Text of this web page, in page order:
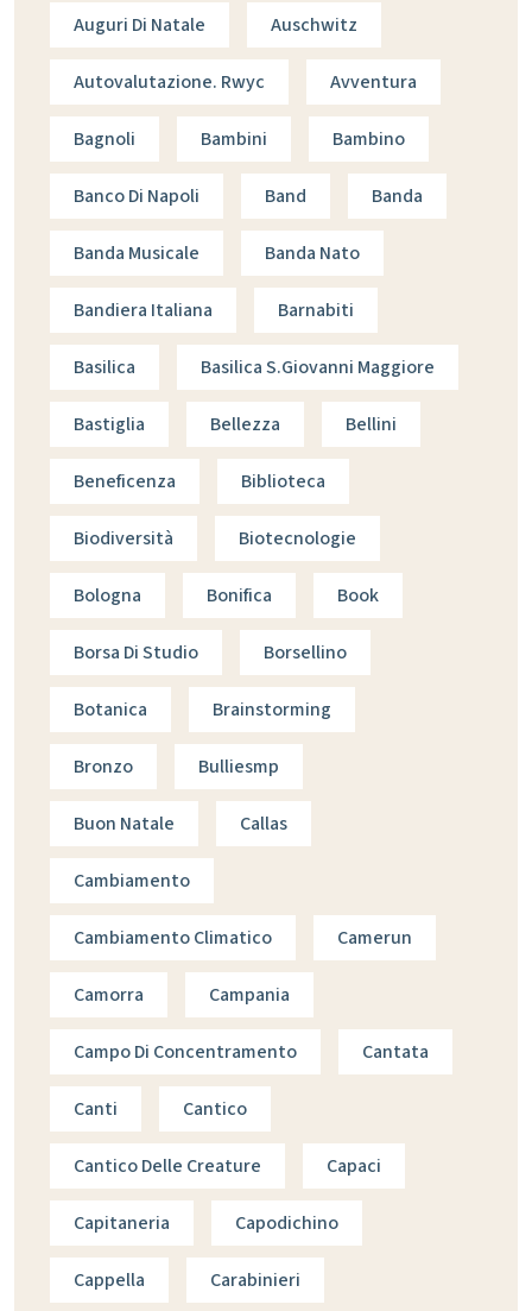
Auguri Di Natale Auschwitz
Autovalutazione. Rwyc Avventura
Bagnoli Bambini Bambino
Banco Di Napoli Band Banda
Banda Musicale Banda Nato
Bandiera Italiana Barnabiti
Basilica Basilica S.giovanni Maggiore
Bastiglia Bellezza Bellini
Beneficenza Biblioteca
Biodiversità Biotecnologie
Bologna Bonifica Book
Borsa Di Studio Borsellino
Botanica Brainstorming
Bronzo Bulliesmp
Buon Natale Callas
Cambiamento
Cambiamento Climatico Camerun
Camorra Campania
Campo Di Concentramento Cantata
Canti Cantico
Cantico Delle Creature Capaci
Capitaneria Capodichino
Cappella Carabinieri